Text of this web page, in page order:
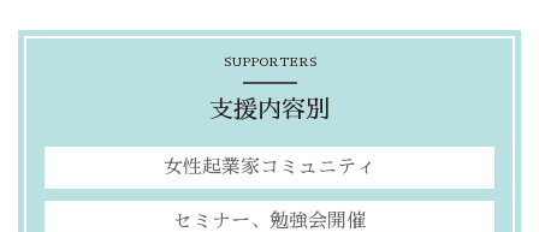
SUPPORTERS
支援内容別
女性起業家コミュニティ
セミナー、勉強会開催